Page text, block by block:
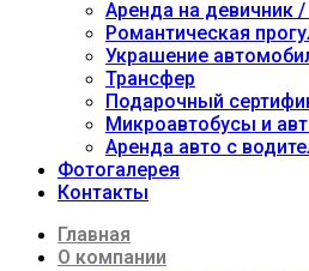
Аренда на девичник
Романтическая
Украшение
Трансфер
Подарочный
Микроавтобусы и
Аренда авто с
Фотогалерея
Контакты
Главная
О компании